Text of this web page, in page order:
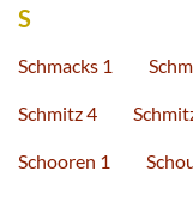
S
Schmacks 1
Schmitz 4
Schooren 1